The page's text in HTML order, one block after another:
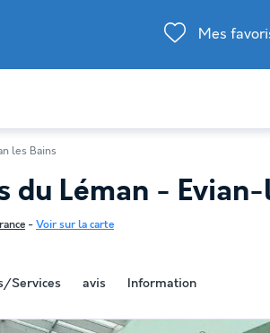
Mes
les Bains
Services avis Information
du Léman -
- Voir sur la carte